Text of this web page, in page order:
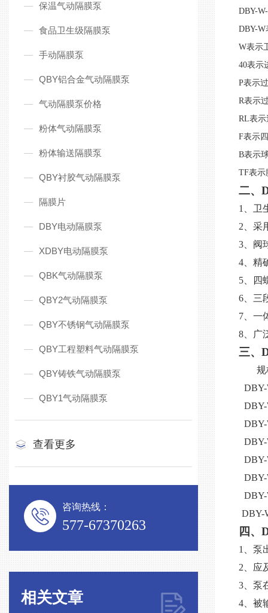
保温气动隔膜泵
食品卫生级隔膜泵
手动隔膜泵
QBY铝合金气动隔膜泵
气动隔膜泵价格
粉体气动隔膜泵
粉体输送隔膜泵
QBY衬胶气动隔膜泵
隔膜片
DBY电动隔膜泵
XDBY电动隔膜泵
QBK气动隔膜泵
QBY2气动隔膜泵
QBY不锈钢气动隔膜泵
QBY工程塑料气动隔膜泵
QBY铸铁气动隔膜泵
QBY1气动隔膜泵
查看更多
咨询热线：
577-67370263
相关文章
DBY-
DBY-
W表示
40表示
P表示
R表示
RL表示
F表示
B表示
TF表示
二、
1、卫
2 、
3 、
4 、
5 、
6 、
7 、
8、
广
三、
规
DBY-
四、
1、泵
2、应
3、泵
4、被